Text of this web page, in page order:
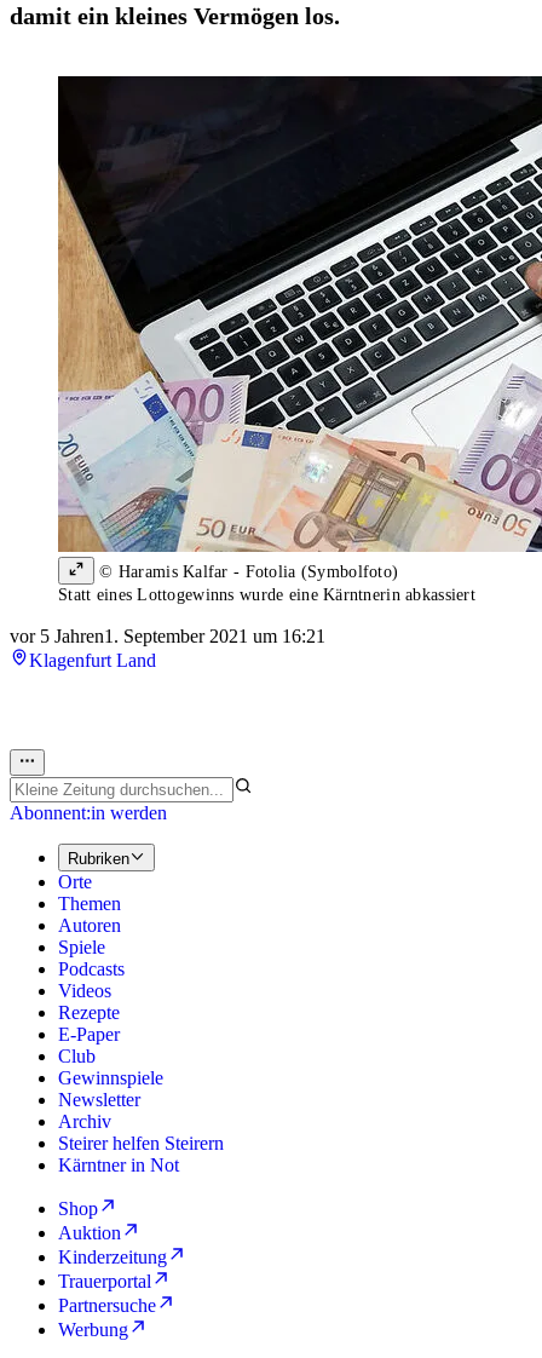
damit ein kleines Vermögen los.
© Haramis Kalfar - Fotolia (Symbolfoto)
Statt eines Lottogewinns wurde eine Kärntnerin abkassiert
vor 5 Jahren1. September 2021 um 16:21
Klagenfurt Land
Abonnent:in werden
Rubriken
Orte
Themen
Autoren
Spiele
Podcasts
Videos
Rezepte
E-Paper
Club
Gewinnspiele
Newsletter
Archiv
Steirer helfen Steirern
Kärntner in Not
Shop
Auktion
Kinderzeitung
Trauerportal
Partnersuche
Werbung